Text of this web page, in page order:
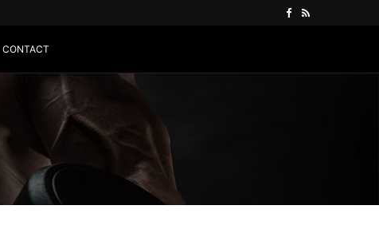
CONTACT